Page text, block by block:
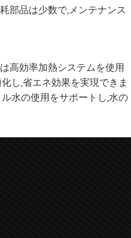
部品は少数で,メンテナンス
高効率加熱システムを使用
し,省エネ効果を実現できま
水の使用をサポートし,水の